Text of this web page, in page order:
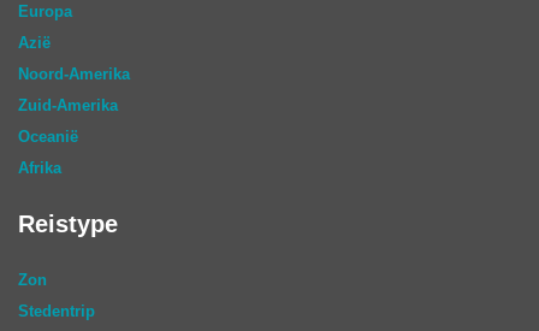
Europa
Azië
Noord-Amerika
Zuid-Amerika
Oceanië
Afrika
Reistype
Zon
Stedentrip